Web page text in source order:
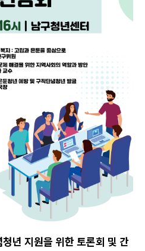
년 지원을 위한 토론회 및 간